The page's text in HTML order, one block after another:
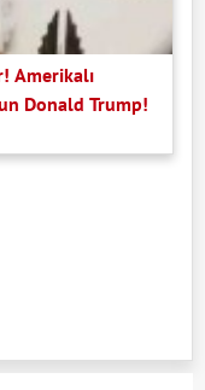
Amerikalı
Donald Trump!